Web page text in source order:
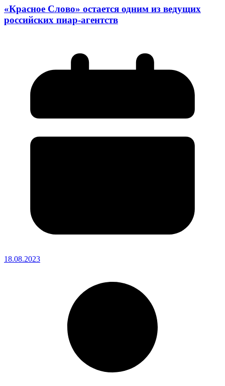
«Красное Слово» остается одним из ведущих
российских пиар-агентств
18.08.2023